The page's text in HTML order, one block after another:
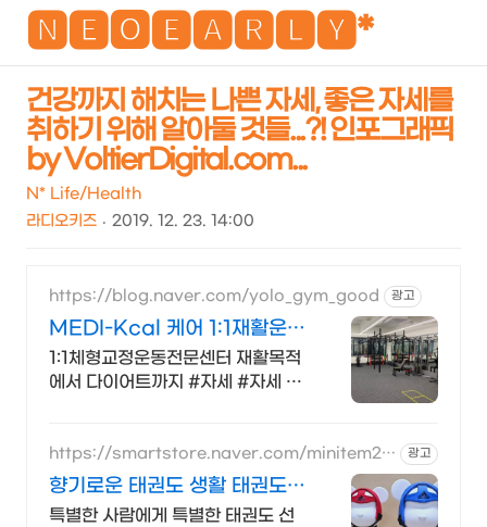
🅽🅴🅾🅴🅰🆁🅻🆈*
검
메
건강까지 해치는 나쁜 자세, 좋은 자세를
취하기 위해 알아둘 것들...?! 인포그래픽
by VoltierDigital.com...
N* Life/Health
라디오키즈
2019. 12. 23. 14:00
https://blog.naver.com/yolo_gym_good 광고
MEDI-Kcal 케어 1:1재활운동
전문센터
1:1체형교정운동전문센터 재활목적
에서 다이어트까지 #자세 #자세 재
https://smartstore.naver.com/minitem20
25
광고
향기로운 태권도 생활 태권도
석고방향제
특별한 사람에게 특별한 태권도 선